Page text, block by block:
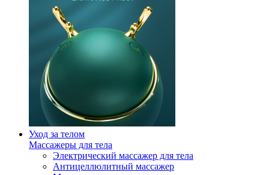
Уход за телом
Массажеры для тела
Электрический массажер для тела
Антицеллюлитный массажер